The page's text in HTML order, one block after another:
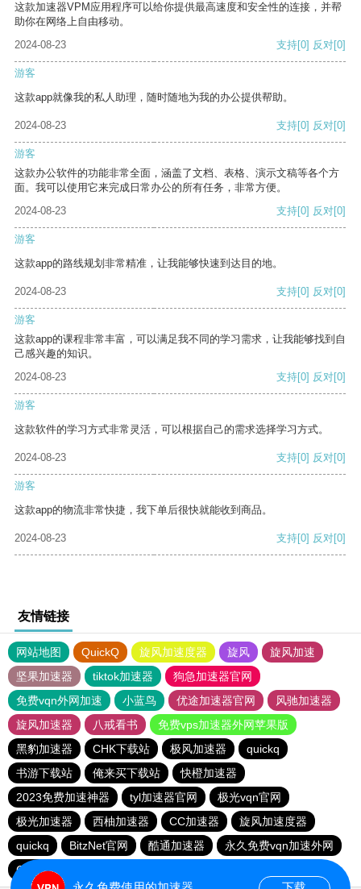
这款加速器VPM应用程序可以给你提供最高速度和安全性的连接，并帮
助你在网络上自由移动。
2024-08-23
支持[0] 反对[0]
游客
这款app就像我的私人助理，随时随地为我的办公提供帮助。
2024-08-23 支持[0] 反对[0]
游客
这款办公软件的功能非常全面，涵盖了文档、表格、演示文稿等各个方
面。我可以使用它来完成日常办公的所有任务，非常方便。
2024-08-23
支持[0] 反对[0]
游客
这款app的路线规划非常精准，让我能够快速到达目的地。
2024-08-23 支持[0] 反对[0]
游客
这款app的课程非常丰富，可以满足我不同的学习需求，让我能够找到自
己感兴趣的知识。
2024-08-23
支持[0] 反对[0]
游客
这款软件的学习方式非常灵活，可以根据自己的需求选择学习方式。
2024-08-23 支持[0] 反对[0]
游客
这款app的物流非常快捷，我下单后很快就能收到商品。
2024-08-23 支持[0] 反对[0]
友情链接
网站地图 QuickQ 旋风加速度器 旋风
旋风加速
坚果加速器
tiktok加速器
狗急加速器官网
免费vqn外网加速
小蓝鸟 优途加速器官网
风驰加速器
旋风加速器
八戒看书
免费vps加速器外网苹果版
黑豹加速器
CHK下载站 极风加速器
quickq
书游下载站
俺来买下载站
快橙加速器
2023免费加速神器
tyl加速器官网
极光vqn官网
极光加速器
西柚加速器 CC加速器
旋风加速度器
quickq
BitzNet官网 酷通加速器
永久免费vqn加速外网
CHK下载站